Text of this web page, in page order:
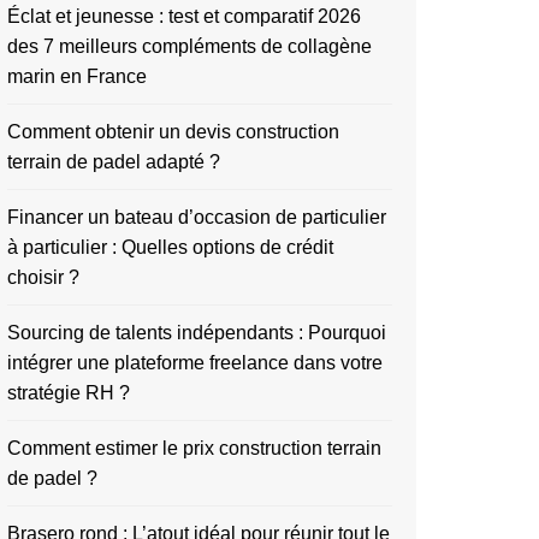
Éclat et jeunesse : test et comparatif 2026
des 7 meilleurs compléments de collagène
marin en France
Comment obtenir un devis construction
terrain de padel adapté ?
Financer un bateau d’occasion de particulier
à particulier : Quelles options de crédit
choisir ?
Sourcing de talents indépendants : Pourquoi
intégrer une plateforme freelance dans votre
stratégie RH ?
Comment estimer le prix construction terrain
de padel ?
Brasero rond : L’atout idéal pour réunir tout le